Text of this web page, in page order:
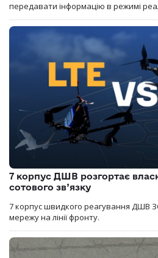
передавати інформацію в режимі
7 корпус ДШВ розгортає
сотового зв’язку
7 корпус швидкого реагування ДШВ
мережу на лінії фронту.